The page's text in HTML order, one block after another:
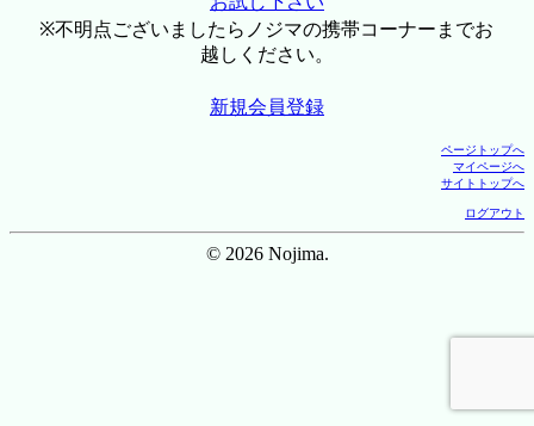
※不明点ございましたらノジマの携帯コーナーまでお
越しください。
新規会員登録
ページトップへ
マイページへ
サイトトップへ
ログアウト
© 2026 Nojima.